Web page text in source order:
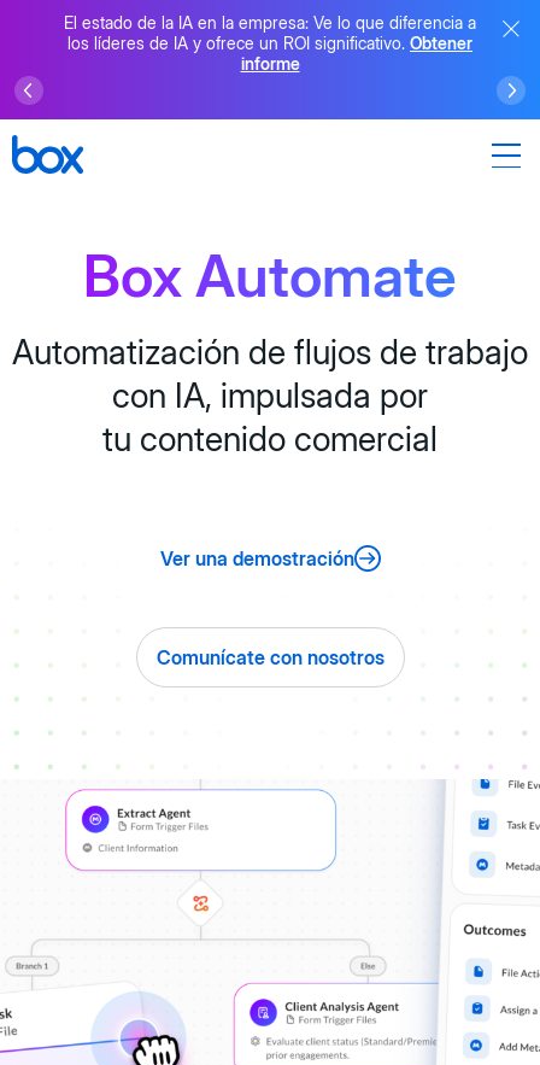
El estado de la IA en la empresa: Ve lo que diferencia a
los líderes de IA y ofrece un ROI significativo. Obtener
informe
Box Automate
Automatización de flujos de trabajo
con IA, impulsada por
tu contenido comercial
Ver una demostración
Comunícate con nosotros